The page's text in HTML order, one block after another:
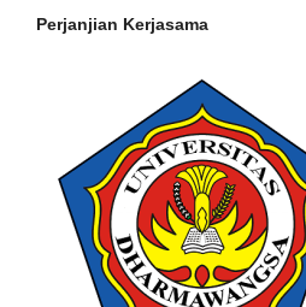
Perjanjian Kerjasama